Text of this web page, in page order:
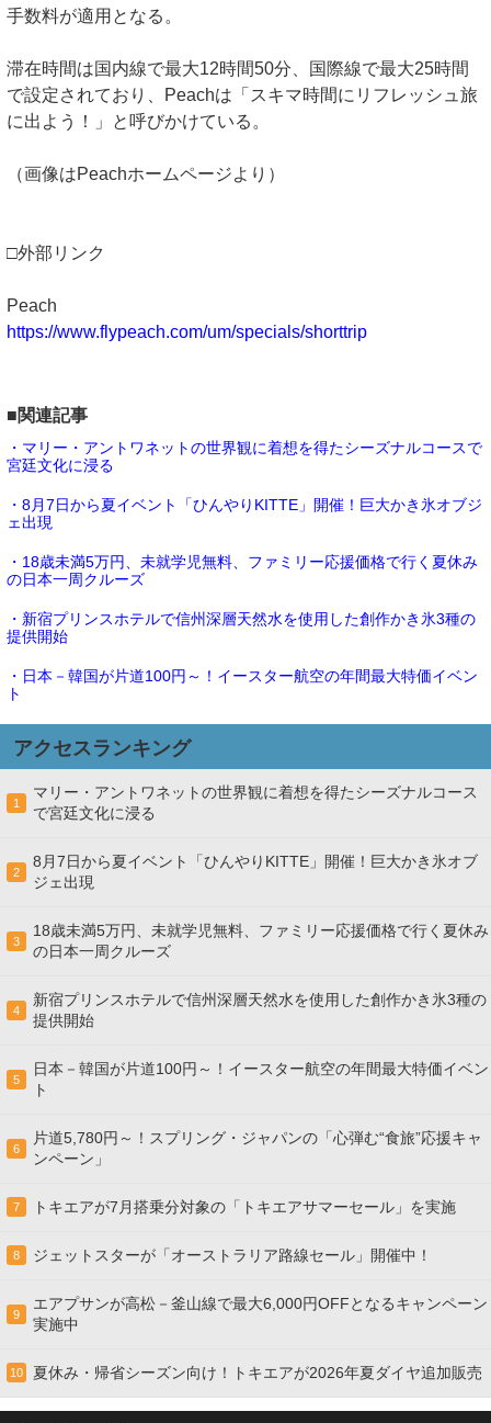
手数料が適用となる。
滞在時間は国内線で最大12時間50分、国際線で最大25時間
で設定されており、Peachは「スキマ時間にリフレッシュ旅
に出よう！」と呼びかけている。
（画像はPeachホームページより）
□外部リンク
Peach
https://www.flypeach.com/um/specials/shorttrip
■関連記事
・マリー・アントワネットの世界観に着想を得たシーズナルコースで
宮廷文化に浸る
・8月7日から夏イベント「ひんやりKITTE」開催！巨大かき氷オブジ
ェ出現
・18歳未満5万円、未就学児無料、ファミリー応援価格で行く夏休み
の日本一周クルーズ
・新宿プリンスホテルで信州深層天然水を使用した創作かき氷3種の
提供開始
・日本－韓国が片道100円～！イースター航空の年間最大特価イベン
ト
アクセスランキング
1
マリー・アントワネットの世界観に着想を得たシーズナルコース
で宮廷文化に浸る
2
8月7日から夏イベント「ひんやりKITTE」開催！巨大かき氷オブ
ジェ出現
3
18歳未満5万円、未就学児無料、ファミリー応援価格で行く夏休み
の日本一周クルーズ
4
新宿プリンスホテルで信州深層天然水を使用した創作かき氷3種の
提供開始
5
日本－韓国が片道100円～！イースター航空の年間最大特価イベン
ト
6
片道5,780円～！スプリング・ジャパンの「心弾む“食旅”応援キャ
ンペーン」
7 トキエアが7月搭乗分対象の「トキエアサマーセール」を実施
8 ジェットスターが「オーストラリア路線セール」開催中！
9
エアプサンが高松－釜山線で最大6,000円OFFとなるキャンペーン
実施中
10 夏休み・帰省シーズン向け！トキエアが2026年夏ダイヤ追加販売